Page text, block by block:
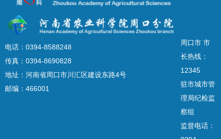
电话：0394-8588248
传真：0394-8690828
地址：河南省周口市川汇区建设东路4号
邮编：466001
周口市 市
长热线：
12345
驻市城市管
理局纪检监
察组
监督电话：